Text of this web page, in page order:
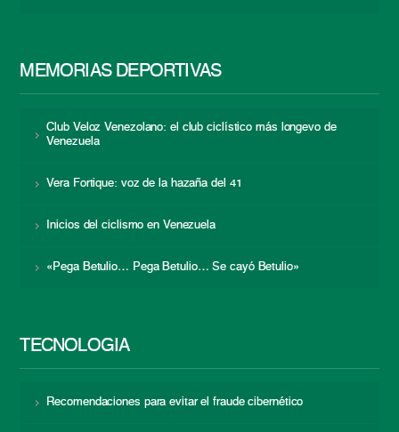
MEMORIAS DEPORTIVAS
Club Veloz Venezolano: el club ciclístico más longevo de
Venezuela
Vera Fortique: voz de la hazaña del 41
Inicios del ciclismo en Venezuela
«Pega Betulio… Pega Betulio… Se cayó Betulio»
TECNOLOGÍA
Recomendaciones para evitar el fraude cibernético